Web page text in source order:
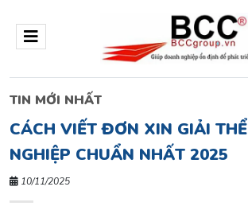
TIN MỚI NHẤT
CÁCH VIẾT ĐƠN XIN GIẢI
NGHIỆP CHUẨN NHẤT 2025
10/11/2025